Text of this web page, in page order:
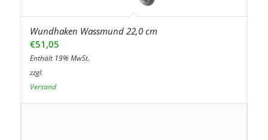
Wundhaken Wassmund 22,0 cm
€51,05
Enthält 19% MwSt.
zzgl.
Versand